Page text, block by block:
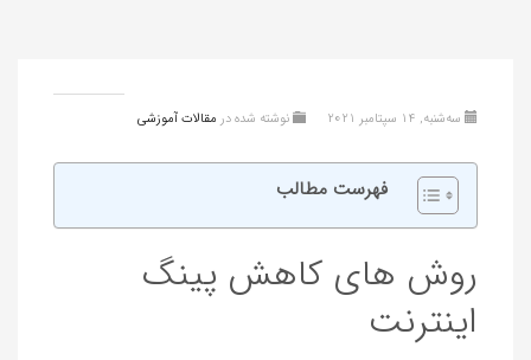
سه‌شنبه, 14 سپتامبر 2021 نوشته شده در مقالات آموزشی
فهرست مطالب
روش های کاهش پینگ
اینترنت